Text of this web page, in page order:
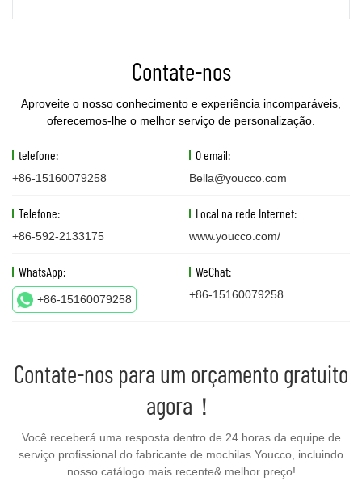
Contate-nos
Aproveite o nosso conhecimento e experiência incomparáveis,
oferecemos-lhe o melhor serviço de personalização.
telefone:
+86-15160079258
O email:
Bella@youcco.com
Telefone:
+86-592-2133175
Local na rede Internet:
www.youcco.com/
WhatsApp:
+86-15160079258
WeChat:
+86-15160079258
Contate-nos para um orçamento gratuito
agora！
Você receberá uma resposta dentro de 24 horas da equipe de
serviço profissional do fabricante de mochilas Youcco, incluindo
nosso catálogo mais recente& melhor preço!